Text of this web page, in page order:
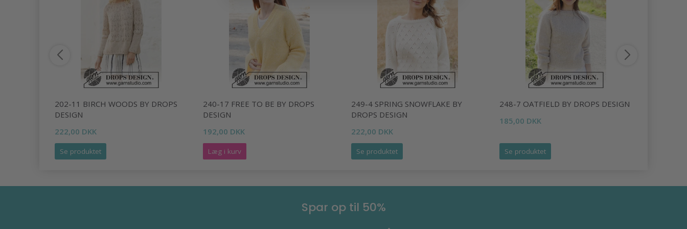
202-11 BIRCH WOODS BY DROPS
DESIGN
222,00 DKK
Se produktet
240-17 FREE TO BE BY DROPS
DESIGN
192,00 DKK
Læg i kurv
249-4 SPRING SNOWFLAKE BY
DROPS DESIGN
222,00 DKK
Se produktet
248-7 OATFIELD BY DROPS DESIGN
185,00 DKK
Se produktet
Spar op til 50%